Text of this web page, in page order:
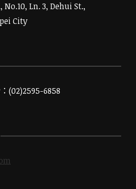
Ln. 3, Dehui St.,
City
(02)2595-6858